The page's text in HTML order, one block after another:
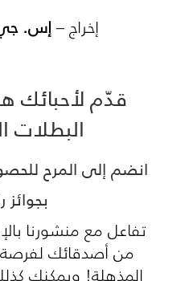
إخراج –إس.
قدّم لأحبائك
البطلات
انضم إلى المرح
بجوائز
من أصدقائك لفرصة
المذهلة! ويمكنك